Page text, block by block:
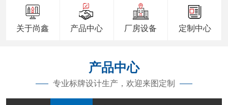
关于尚鑫 产品中心 厂房设备 定制中心
产品中心
专业标牌设计生产，欢迎来图定制